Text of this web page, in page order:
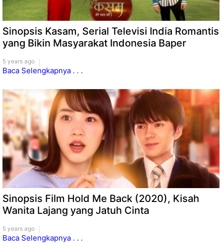
Sinopsis Kasam, Serial Televisi India Romantis
yang Bikin Masyarakat Indonesia Baper
5 years ago
Baca Selengkapnya . . .
Sinopsis Film Hold Me Back (2020), Kisah
Wanita Lajang yang Jatuh Cinta
5 years ago
Baca Selengkapnya . . .